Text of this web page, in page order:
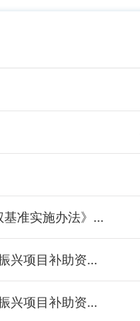
关于转发《湖南省财政厅行政处罚裁量权基准实施办法》和《湖南省财政厅行政处罚裁量权基准（2022年版）》的通知
关于下达2024年本级财政衔接推进乡村振兴项目补助资金的通知
关于下达2024年本级财政衔接推进乡村振兴项目补助资金（350万元）的通知